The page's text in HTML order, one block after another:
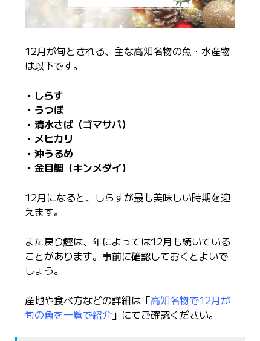
12月が旬とされる、主な高知名物の魚・水産物
は以下です。
・しらす
・うつぼ
・清水さば（ゴマサバ）
・メヒカリ
・沖うるめ
・金目鯛（キンメダイ）
12月になると、しらすが最も美味しい時期を迎
えます。
また戻り鰹は、年によっては12月も続いている
ことがあります。事前に確認しておくとよいで
しょう。
産地や食べ方などの詳細は「高知名物で12月が
旬の魚を一覧で紹介 」にてご確認ください。